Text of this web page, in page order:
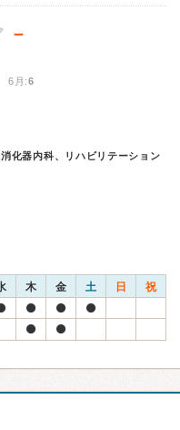
－
月:6
化器内科、リハビリテーション
木 金 土 日 祝